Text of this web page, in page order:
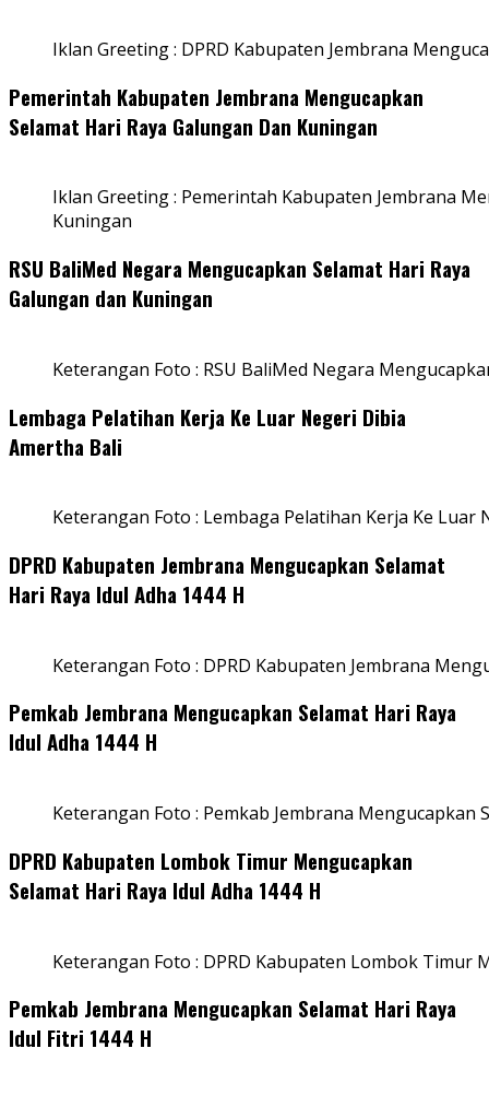
Iklan Greeting : DPRD Kabupaten Jembrana
Pemerintah Kabupaten Jembrana Mengucapkan
Selamat Hari Raya Galungan Dan Kuningan
Iklan Greeting : Pemerintah Kabupaten Jembrana
Kuningan
RSU BaliMed Negara Mengucapkan Selamat Hari Raya
Galungan dan Kuningan
Keterangan Foto : RSU BaliMed Negara
Lembaga Pelatihan Kerja Ke Luar Negeri Dibia
Amertha Bali
Keterangan Foto : Lembaga Pelatihan Kerja Ke Luar
DPRD Kabupaten Jembrana Mengucapkan Selamat
Hari Raya Idul Adha 1444 H
Keterangan Foto : DPRD Kabupaten Jembrana
Pemkab Jembrana Mengucapkan Selamat Hari Raya
Idul Adha 1444 H
Keterangan Foto : Pemkab Jembrana Mengucapkan
DPRD Kabupaten Lombok Timur Mengucapkan
Selamat Hari Raya Idul Adha 1444 H
Keterangan Foto : DPRD Kabupaten Lombok Timur
Pemkab Jembrana Mengucapkan Selamat Hari Raya
Idul Fitri 1444 H